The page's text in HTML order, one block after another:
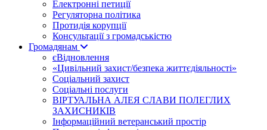
Електронні петиції
Регуляторна політика
Протидія корупції
Консультації з громадськістю
Громадянам
єВідновлення
«Цивільний захист/безпека життєдіяльності»
Соціальний захист
Соціальні послуги
ВІРТУАЛЬНА АЛЕЯ СЛАВИ ПОЛЕГЛИХ
ЗАХИСНИКІВ
Інформаційний ветеранський простір